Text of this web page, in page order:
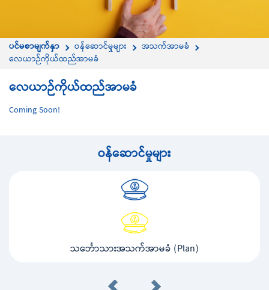
ပင်မစာမျက်နှာ ဝန်ဆောင်မှုများ
အသက်အာမခံ
လေယာဉ်ကိုယ်ထည်အာမခံ
လေယာဉ်ကိုယ်ထည်အာမခံ
Coming Soon!
ဝန်ဆောင်မှုများ
သင်္ဘောသားအသက်အာမခံ (Plan)